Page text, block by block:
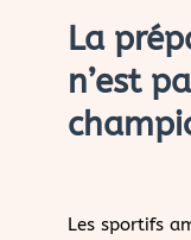
La
n’est
Les sportifs